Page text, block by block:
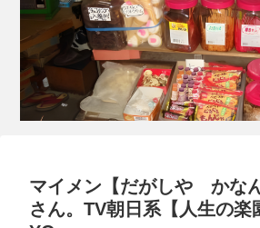
マイメン【だがしや かな
さん。TV朝日系【人生の楽